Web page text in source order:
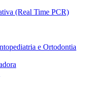
(Real Time PCR)
e Ortodontia